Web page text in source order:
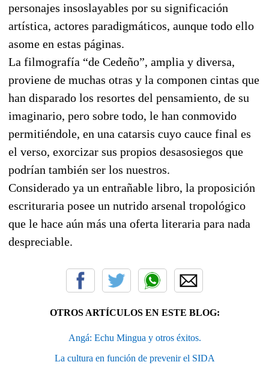
personajes insoslayables por su significación
artística, actores paradigmáticos, aunque todo ello
asome en estas páginas.
La filmografía “de Cedeño”, amplia y diversa,
proviene de muchas otras y la componen cintas que
han disparado los resortes del pensamiento, de su
imaginario, pero sobre todo, le han conmovido
permitiéndole, en una catarsis cuyo cauce final es
el verso, exorcizar sus propios desasosiegos que
podrían también ser los nuestros.
Considerado ya un entrañable libro, la proposición
escrituraria posee un nutrido arsenal tropológico
que le hace aún más una oferta literaria para nada
despreciable.
OTROS ARTÍCULOS EN ESTE BLOG:
Angá: Echu Mingua y otros éxitos.
La cultura en función de prevenir el SIDA